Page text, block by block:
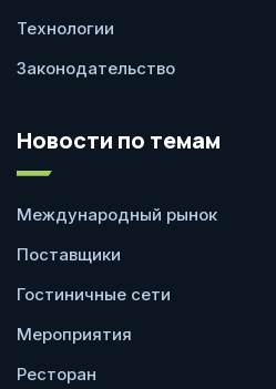
Технологии
Законодательство
Новости по темам
Международный рынок
Поставщики
Гостиничные сети
Мероприятия
Ресторан